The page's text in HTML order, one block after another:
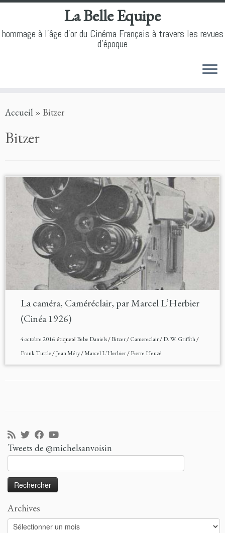
to
La Belle Equipe
hommage à l'âge d'or du Cinéma Français à travers les revues
d'époque
Accueil » Bitzer
Bitzer
La caméra, Caméréclair, par Marcel L’Herbier
(Cinéa 1926)
4 octobre 2016étiqueté Bebe Daniels/Bitzer/Camereclair/D. W. Griffith/
Frank Tuttle/Jean Méry/Marcel L'Herbier/Pierre Heuzé
Tweets de @michelsanvoisin
Archives
Archives